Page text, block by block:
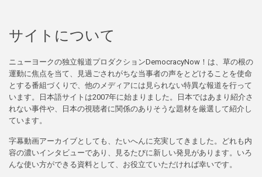
サイトについて
ニューヨークの独立報道プロダクションDemocracyNow！は、草の根の
運動に焦点を当て、見過ごされがちな当事者の声をとどけることを使命
とする番組づくりで、他のメディアには見られない特異な報道を行って
います。日本語サイトは2007年に始まりました。日本ではあまり紹介さ
れない事件や、日本の視聴者に関係のありそうな題材を厳選して紹介し
ています。
字幕動画アーカイブとしても、たいへんに充実してきました。どれも内
容の濃いインタビューであり、見るたびに新しい発見があります。いろ
んな使い方ができる資料として、お役立ていただければ幸いです。